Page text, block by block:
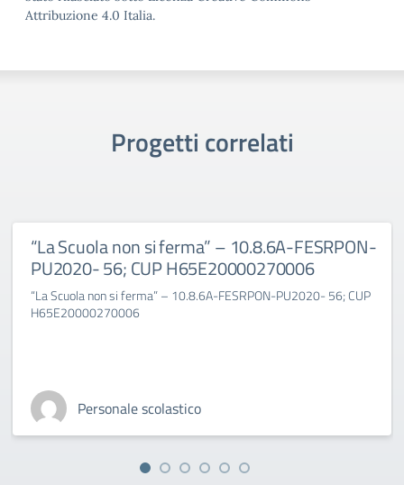
Attribuzione 4.0 Italia.
Progetti correlati
“La Scuola non si ferma” – 10.8.6A-FESRPON-
PU2020- 56; CUP H65E20000270006
“La Scuola non si ferma” – 10.8.6A-FESRPON-PU2020- 56; CUP
H65E20000270006
Personale scolastico